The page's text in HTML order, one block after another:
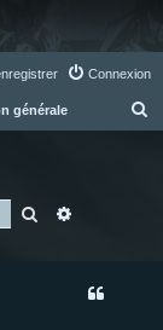
Connexion
générale
Rechercher